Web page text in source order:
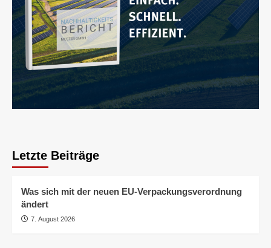
Letzte Beiträge
Was sich mit der neuen EU-Verpackungsverordnung
ändert
7. August 2026